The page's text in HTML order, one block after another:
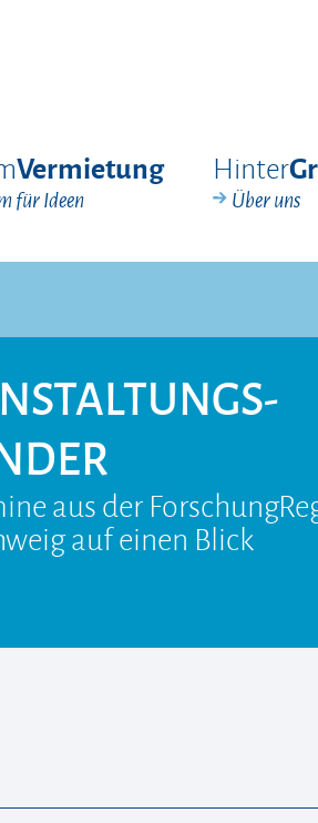
Vermietung
für Ideen
Hinter
Über uns
aus der
auf einen Blick